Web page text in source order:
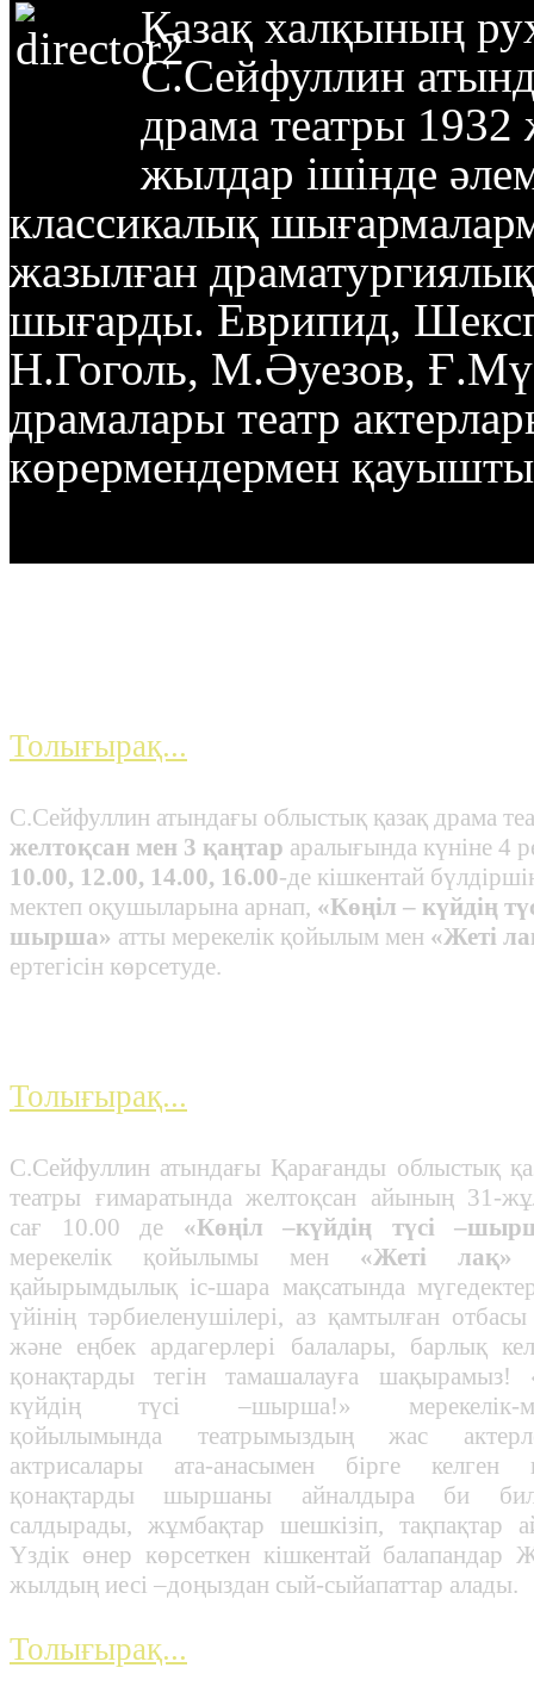
Қазақ халқының
С.Сейфуллин
драма театры
жылдар ішінде
классикалық
жазылған
шығарды. Еврипид,
Н.Гоголь, М.Әуезов,
драмалары театр
көрермендермен
Толығырақ...
С.Сейфуллин атындағы облыстық қазақ драма
желтоқсан мен 3 қаңтар аралығында күніне 4
10.00, 12.00, 14.00, 16.00-де кішкентай
мектеп оқушыларына арнап, «Көңіл – күйдің
шырша» атты мерекелік қойылым мен «Жеті
ертегісін көрсетуде.
Толығырақ...
С.Сейфуллин атындағы Қарағанды облыстық
театры ғимаратында желтоқсан айының 31-
сағ 10.00 де «Көңіл –күйдің түсі
мерекелік қойылымы мен «Жеті лақ»
қайырымдылық іс-шара мақсатында
үйінің тәрбиеленушілері, аз қамтылған
және еңбек ардагерлері балалары, барлық
қонақтарды тегін тамашалауға шақырамыз!
күйдің түсі –шырша!» мерекелік-
қойылымында театрымыздың жас
актрисалары ата-анасымен бірге келген
қонақтарды шыршаны айналдыра би
салдырады, жұмбақтар шешкізіп, тақпақтар
Үздік өнер көрсеткен кішкентай балапандар
жылдың иесі –доңыздан сый-сыйапаттар алады.
Толығырақ...